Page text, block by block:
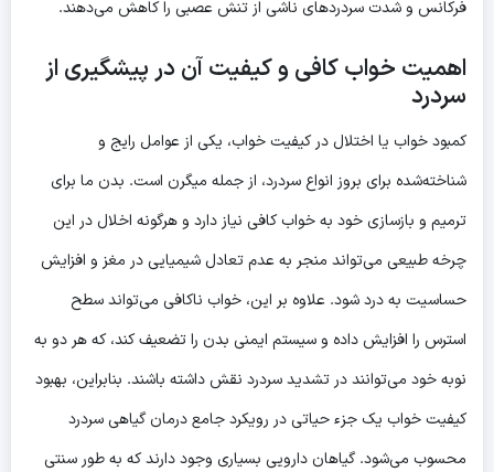
فرکانس و شدت سردردهای ناشی از تنش عصبی را کاهش می‌دهند.
اهمیت خواب کافی و کیفیت آن در پیشگیری از
سردرد
کمبود خواب یا اختلال در کیفیت خواب، یکی از عوامل رایج و
شناخته‌شده برای بروز انواع سردرد، از جمله میگرن است. بدن ما برای
ترمیم و بازسازی خود به خواب کافی نیاز دارد و هرگونه اخلال در این
چرخه طبیعی می‌تواند منجر به عدم تعادل شیمیایی در مغز و افزایش
حساسیت به درد شود. علاوه بر این، خواب ناکافی می‌تواند سطح
استرس را افزایش داده و سیستم ایمنی بدن را تضعیف کند، که هر دو به
نوبه خود می‌توانند در تشدید سردرد نقش داشته باشند. بنابراین، بهبود
کیفیت خواب یک جزء حیاتی در رویکرد جامعدرمان گیاهی سردرد
محسوب می‌شود. گیاهان دارویی بسیاری وجود دارند که به طور سنتی